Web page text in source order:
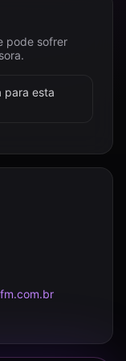
pode sofrer
para esta